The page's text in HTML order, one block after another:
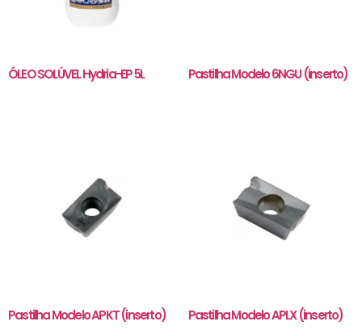
ÓLEO SOLÚVEL Hydria-EP 5L Pastilha Modelo 6NGU (inserto)
Pastilha Modelo APKT (inserto) Pastilha Modelo APLX (inserto)